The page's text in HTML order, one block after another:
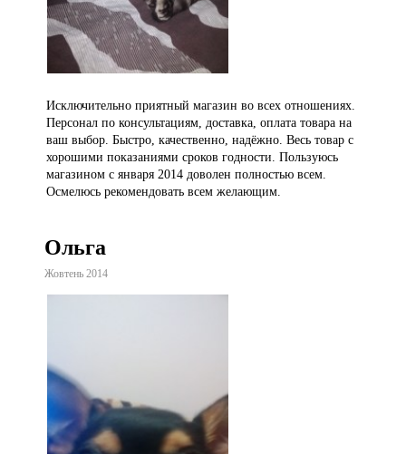
Исключительно приятный магазин во всех отношениях.
Персонал по консультациям, доставка, оплата товара на
ваш выбор. Быстро, качественно, надёжно. Весь товар с
хорошими показаниями сроков годности. Пользуюсь
магазином с января 2014 доволен полностью всем.
Осмелюсь рекомендовать всем желающим.
Ольга
Жовтень 2014